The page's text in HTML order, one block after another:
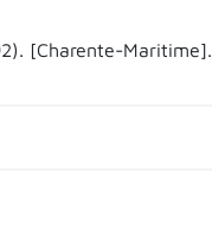
[Charente-Maritime].